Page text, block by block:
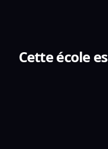
Cette école